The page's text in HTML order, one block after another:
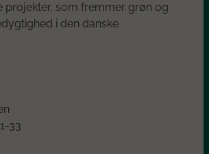
projekter, som fremmer grøn og
i den danske
33